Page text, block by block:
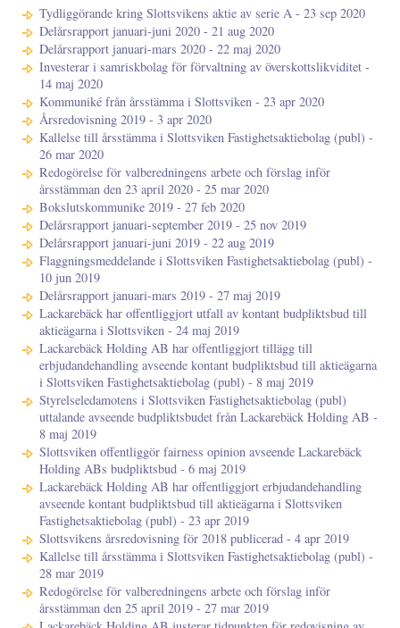
Tydliggörande kring Slottsvikens aktie av serie A - 23 sep 2020
Delårsrapport januari-juni 2020 - 21 aug 2020
Delårsrapport januari-mars 2020 - 22 maj 2020
Investerar i samriskbolag för förvaltning av överskottslikviditet -
14 maj 2020
Kommuniké från årsstämma i Slottsviken - 23 apr 2020
Årsredovisning 2019 - 3 apr 2020
Kallelse till årsstämma i Slottsviken Fastighetsaktiebolag (publ) -
26 mar 2020
Redogörelse för valberedningens arbete och förslag inför
årsstämman den 23 april 2020 - 25 mar 2020
Bokslutskommunike 2019 - 27 feb 2020
Delårsrapport januari-september 2019 - 25 nov 2019
Delårsrapport januari-juni 2019 - 22 aug 2019
Flaggningsmeddelande i Slottsviken Fastighetsaktiebolag (publ) -
10 jun 2019
Delårsrapport januari-mars 2019 - 27 maj 2019
Lackarebäck har offentliggjort utfall av kontant budpliktsbud till
aktieägarna i Slottsviken - 24 maj 2019
Lackarebäck Holding AB har offentliggjort tillägg till
erbjudandehandling avseende kontant budpliktsbud till aktieägarna
i Slottsviken Fastighetsaktiebolag (publ) - 8 maj 2019
Styrelseledamotens i Slottsviken Fastighetsaktiebolag (publ)
uttalande avseende budpliktsbudet från Lackarebäck Holding AB -
8 maj 2019
Slottsviken offentliggör fairness opinion avseende Lackarebäck
Holding ABs budpliktsbud - 6 maj 2019
Lackarebäck Holding AB har offentliggjort erbjudandehandling
avseende kontant budpliktsbud till aktieägarna i Slottsviken
Fastighetsaktiebolag (publ) - 23 apr 2019
Slottsvikens årsredovisning för 2018 publicerad - 4 apr 2019
Kallelse till årsstämma i Slottsviken Fastighetsaktiebolag (publ) -
28 mar 2019
Redogörelse för valberedningens arbete och förslag inför
årsstämman den 25 april 2019 - 27 mar 2019